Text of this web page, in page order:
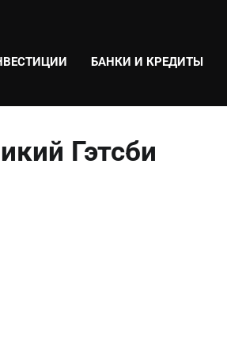
БАНКИ И КРЕДИТЫ
Гэтсби